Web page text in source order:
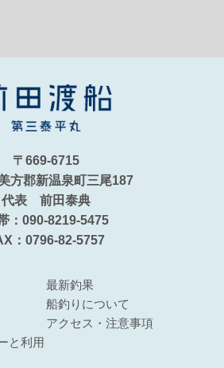
〒669-6715
方郡新温泉町三尾187
代表 前田泰典
：090-8219-5475
：0796-82-5757
最新釣果
船釣りについて
アクセス・注意事項
と利用